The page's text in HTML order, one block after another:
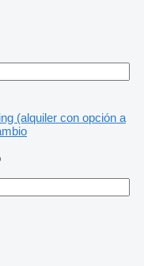
(alquiler con opción a